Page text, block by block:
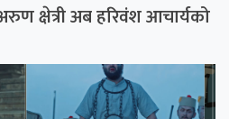
क्षेत्री अब हरिवंश आचार्यको